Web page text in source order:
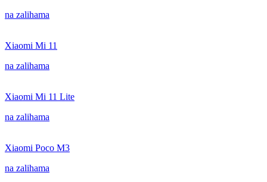
na zalihama
Xiaomi Mi 11
na zalihama
Xiaomi Mi 11 Lite
na zalihama
Xiaomi Poco M3
na zalihama